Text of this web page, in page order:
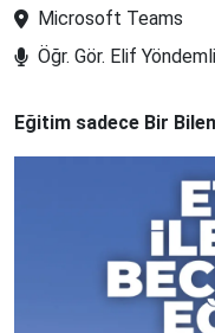
Microsoft Teams
Öğr. Gör. Elif Yöndemli
Eğitim sadece Bir